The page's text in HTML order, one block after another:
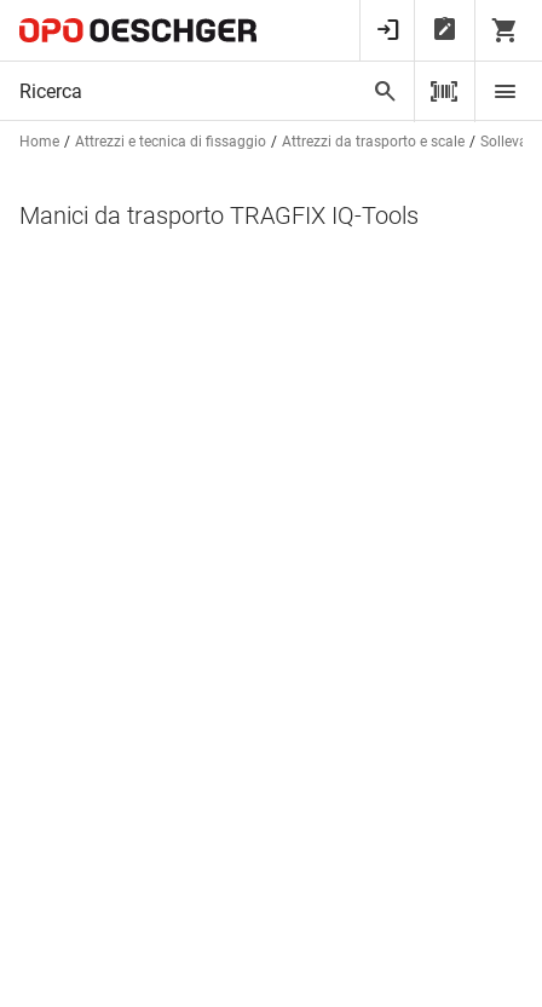
Home Attrezzi e tecnica di fissaggio Attrezzi da trasporto e scale
Manici da trasporto TRAGFIX IQ-Tools